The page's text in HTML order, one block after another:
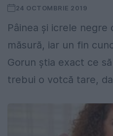
24 OCTOMBRIE 2019
Pâinea și icrele
măsură, iar un fin
Gorun știa exact ce
trebui o votcă tare,